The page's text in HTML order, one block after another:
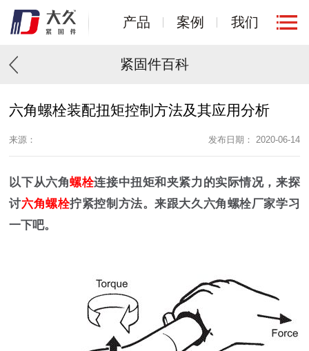
产品 案例 我们
紧固件百科
六角螺栓装配扭矩控制方法及其应用分析
来源： 发布日期： 2020-06-14
以下从六角螺栓连接中扭矩和夹紧力的实际情况，来探
讨六角螺栓拧紧控制方法。来跟大久六角螺栓厂家学习
一下吧。